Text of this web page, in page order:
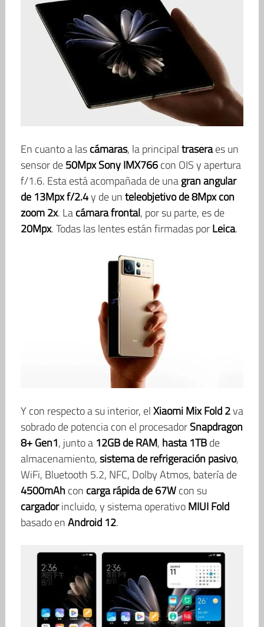
En cuanto a lascámaras, la principaltraseraes un
sensor de50Mpx Sony IMX766con OIS y apertura
f/1.6. Esta está acompañada de unagran angular
de 13Mpx f/2.4y de unteleobjetivo de 8Mpx con
zoom 2x. Lacámara frontal, por su parte, es de
20Mpx. Todas las lentes están firmadas porLeica.
Y con respecto a su interior, elXiaomi Mix Fold 2va
sobrado de potencia con el procesadorSnapdragon
8+ Gen1, junto a 12GB de RAM, hasta 1TBde
almacenamiento,sistema de refrigeración pasivo,
WiFi, Bluetooth 5.2, NFC, Dolby Atmos, batería de
4500mAh con carga rápida de 67Wcon su
cargadorincluido, y sistema operativoMIUI Fold
basado enAndroid 12.